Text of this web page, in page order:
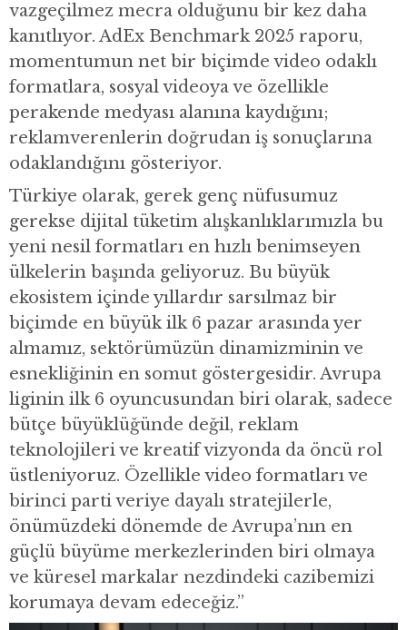
vazgeçilmez mecra olduğunu bir kez daha
kanıtlıyor. AdEx Benchmark 2025 raporu,
momentumun net bir biçimde video odaklı
formatlara, sosyal videoya ve özellikle
perakende medyası alanına kaydığını;
reklamverenlerin doğrudan iş sonuçlarına
odaklandığını gösteriyor.
Türkiye olarak, gerek genç nüfusumuz
gerekse dijital tüketim alışkanlıklarımızla bu
yeni nesil formatları en hızlı benimseyen
ülkelerin başında geliyoruz. Bu büyük
ekosistem içinde yıllardır sarsılmaz bir
biçimde en büyük ilk 6 pazar arasında yer
almamız, sektörümüzün dinamizminin ve
esnekliğinin en somut göstergesidir. Avrupa
liginin ilk 6 oyuncusundan biri olarak, sadece
bütçe büyüklüğünde değil, reklam
teknolojileri ve kreatif vizyonda da öncü rol
üstleniyoruz. Özellikle video formatları ve
birinci parti veriye dayalı stratejilerle,
önümüzdeki dönemde de Avrupa’nın en
güçlü büyüme merkezlerinden biri olmaya
ve küresel markalar nezdindeki cazibemizi
korumaya devam edeceğiz.”